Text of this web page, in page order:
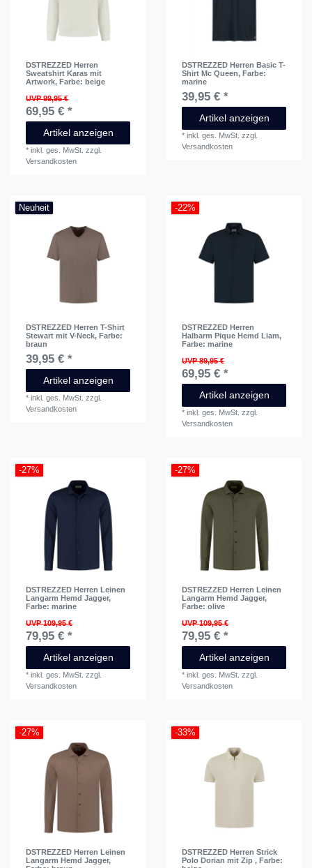
DSTREZZED Herren
Sweatshirt Karas mit
Artwork, Farbe: beige
UVP 99,95 €
69,95 € *
Artikel anzeigen
*inkl. ges. MwSt. zzgl.
Versandkosten
DSTREZZED Herren Basic T-
Shirt Mc Queen, Farbe:
marine
39,95 € *
Artikel anzeigen
*inkl. ges. MwSt. zzgl.
Versandkosten
Neuheit
DSTREZZED Herren T-Shirt
Stewart mit V-Neck, Farbe:
braun
39,95 € *
Artikel anzeigen
*inkl. ges. MwSt. zzgl.
Versandkosten
-22%
DSTREZZED Herren
Halbarm Pique Hemd Liam,
Farbe: marine
UVP 89,95 €
69,95 € *
Artikel anzeigen
*inkl. ges. MwSt. zzgl.
Versandkosten
-27%
DSTREZZED Herren Leinen
Langarm Hemd Jagger,
Farbe: marine
UVP 109,95 €
79,95 € *
Artikel anzeigen
*inkl. ges. MwSt. zzgl.
Versandkosten
-27%
DSTREZZED Herren Leinen
Langarm Hemd Jagger,
Farbe: olive
UVP 109,95 €
79,95 € *
Artikel anzeigen
*inkl. ges. MwSt. zzgl.
Versandkosten
-27%
DSTREZZED Herren Leinen
Langarm Hemd Jagger,
-33%
DSTREZZED Herren Strick
Polo Dorian mit Zip, Farbe: